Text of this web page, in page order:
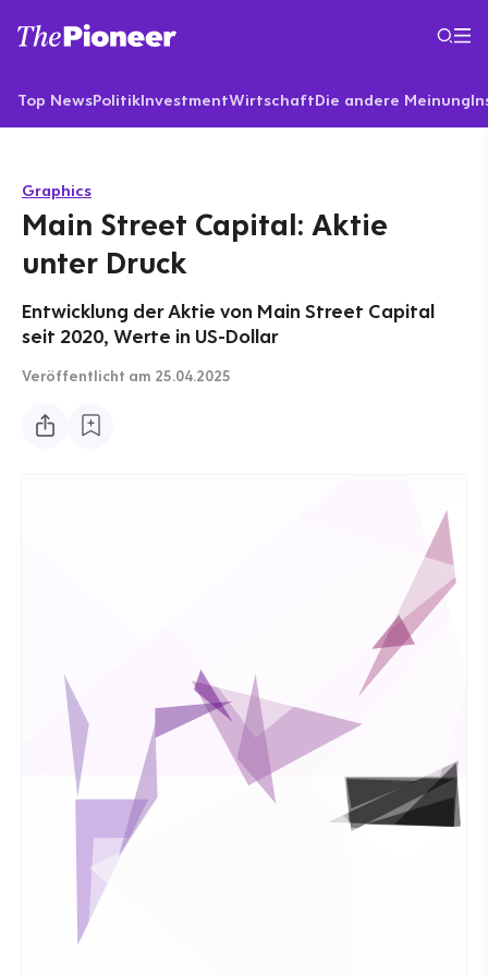
Top NewsPolitikInvestmentWirtschaftDie andere Meinung
Graphics
Main Street Capital: Aktie
unter Druck
Entwicklung der Aktie von Main Street Capital
seit 2020, Werte in US-Dollar
Veröffentlicht am 25.04.2025